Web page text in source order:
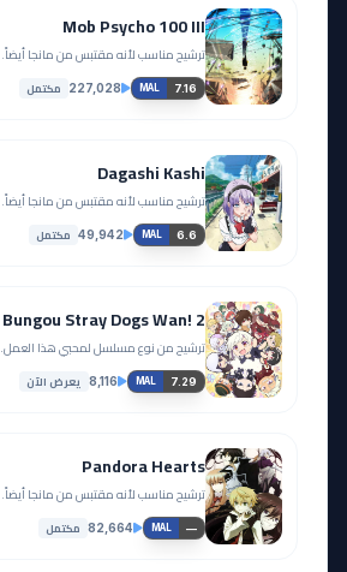
Mob Psycho 100 III
ترشيح مناسب لأنه مقتبس من مانجا أيضاً.
MAL 7.16
227,028 مكتمل
Dagashi Kashi
ترشيح مناسب لأنه مقتبس من مانجا أيضاً.
MAL 6.6
49,942 مكتمل
Bungou Stray Dogs Wan! 2
ترشيح من نوع مسلسل لمحبي هذا العمل.
MAL 7.29
8,116 يعرض الآن
Pandora Hearts
ترشيح مناسب لأنه مقتبس من مانجا أيضاً.
MAL —
82,664 مكتمل